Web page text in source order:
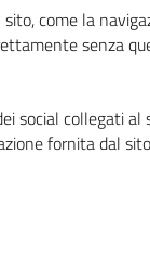
come la
senza
social collegati al
fornita dal